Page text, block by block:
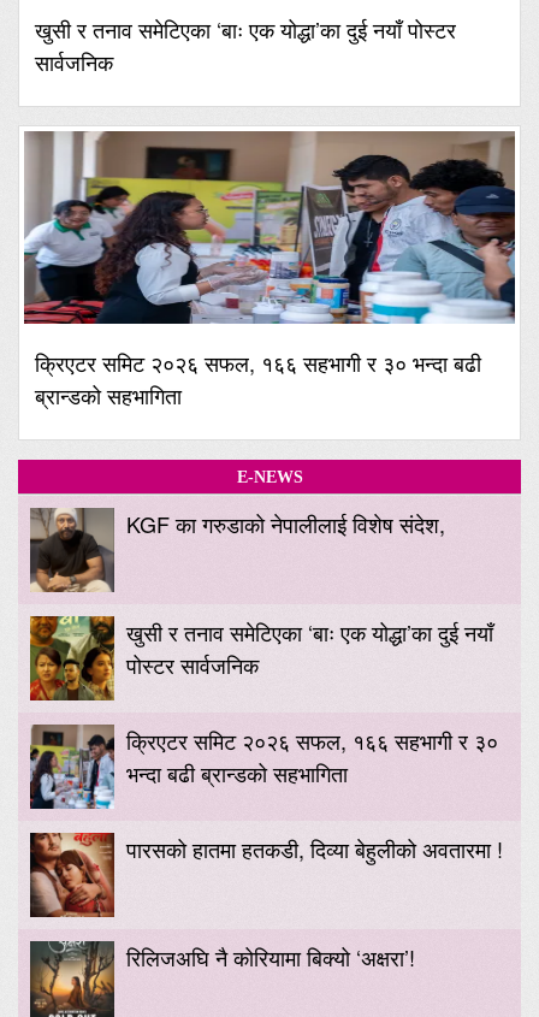
खुसी र तनाव समेटिएका ‘बाः एक योद्धा’का दुई नयाँ पोस्टर
सार्वजनिक
क्रिएटर समिट २०२६ सफल, १६६ सहभागी र ३० भन्दा बढी
ब्रान्डको सहभागिता
E-NEWS
KGF का गरुडाको नेपालीलाई विशेष संदेश,
खुसी र तनाव समेटिएका ‘बाः एक योद्धा’का दुई नयाँ
पोस्टर सार्वजनिक
क्रिएटर समिट २०२६ सफल, १६६ सहभागी र ३०
भन्दा बढी ब्रान्डको सहभागिता
पारसको हातमा हतकडी, दिव्या बेहुलीको अवतारमा !
रिलिजअघि नै कोरियामा बिक्यो ‘अक्षरा’!